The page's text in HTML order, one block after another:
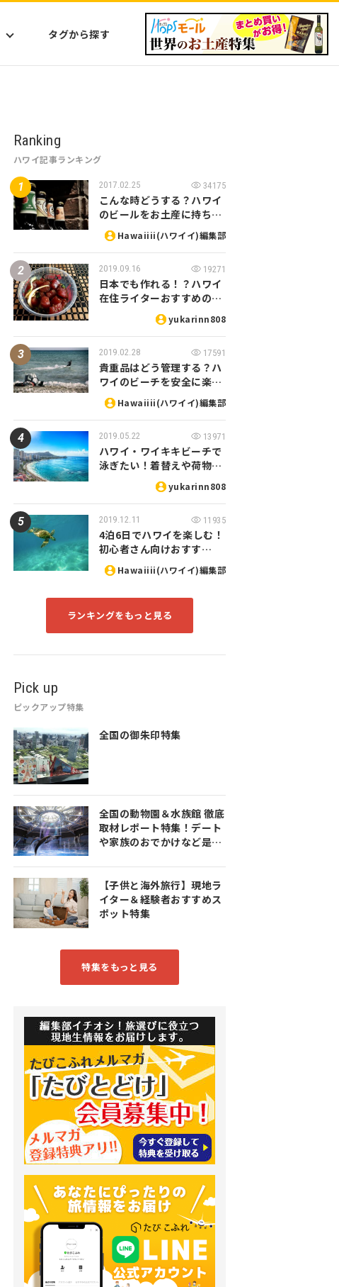
タグから探す
Ranking
ハワイ記事ランキング
2017.02.25 34175
こんな時どうする？ハワイ
のビールをお土産に持ち…
Hawaiiii(ハワイイ)編集部
2019.09.16 19271
日本でも作れる！？ハワイ
在住ライターおすすめの…
yukarinn808
2019.02.28 17591
貴重品はどう管理する？ハ
ワイのビーチを安全に楽…
Hawaiiii(ハワイイ)編集部
2019.05.22 13971
ハワイ・ワイキキビーチで
泳ぎたい！着替えや荷物…
yukarinn808
2019.12.11 11935
4泊6日でハワイを楽しむ！
初心者さん向けおすす…
Hawaiiii(ハワイイ)編集部
ランキングをもっと見る
Pick up
ピックアップ特集
全国の御朱印特集
全国の動物園＆水族館 徹底
取材レポート特集！デート
や家族のおでかけなど是非
【子供と海外旅行】現地ラ
イター＆経験者おすすめス
ポット特集
特集をもっと見る